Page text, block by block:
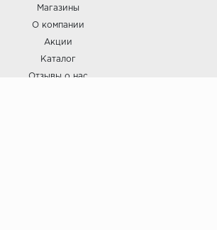
Магазины
О компании
Акции
Каталог
Отзывы о нас